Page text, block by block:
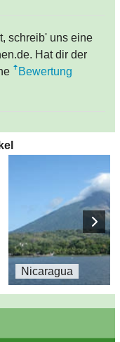
schreib' uns eine
Hat dir der
Bewertung
Nicaragua